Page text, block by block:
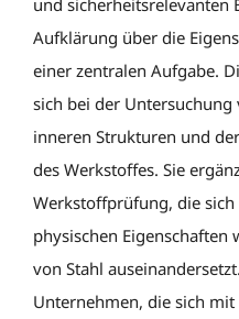
und sicherheitsrelevanten
Aufklärung über die
einer zentralen Aufgabe.
sich bei der
inneren Strukturen und
des Werkstoffes. Sie
Werkstoffprüfung, die
physischen Eigenschaften
von Stahl
Unternehmen, die sich